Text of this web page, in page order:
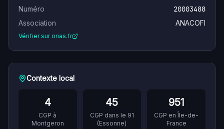
Numéro
20003488
Association ANACOFI
Vérifier sur orias.fr
Contexte local
4
CGP à
Montgeron
45
CGP dans le 91
(Essonne)
951
CGP en Île-de-
France